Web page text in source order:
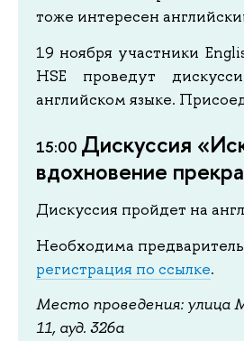
тоже интересен
19 ноября участники
HSE проведут
английском языке.
15:00 Дискуссия
вдохновение
Дискуссия пройдет на
Необходима
регистрация по ссылке.
Место проведения: улица
11, ауд. 326а